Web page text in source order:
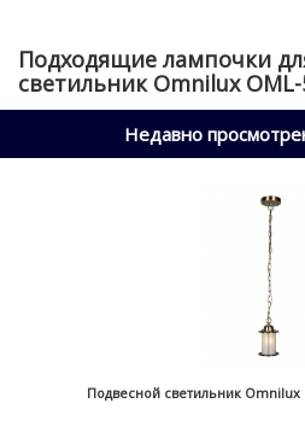
Подходящие лампочки
светильник Omnilux OML-
Недавно
Подвесной светильник Omnilux